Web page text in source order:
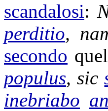
scandalosi:
perditio,
secondo
populus, sic
inebriabo